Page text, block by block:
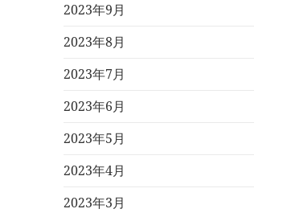
2023年9月
2023年8月
2023年7月
2023年6月
2023年5月
2023年4月
2023年3月